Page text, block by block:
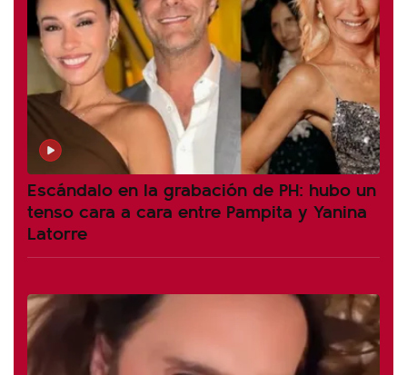
Escándalo en la grabación de PH: hubo un
tenso cara a cara entre Pampita y Yanina
Latorre